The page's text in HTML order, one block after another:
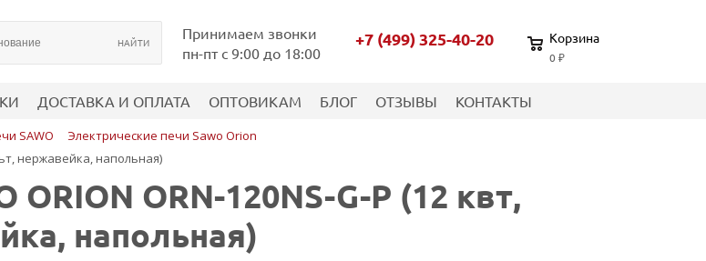
Принимаем звонки
пн-пт с 9:00 до 18:00
+7 (499) 325-40-20 Корзина
0 ₽
ДОСТАВКА И ОПЛАТА ОПТОВИКАМ БЛОГ ОТЗЫВЫ КОНТАКТЫ
SAWO
Электрические печи Sawo Orion
нержавейка, напольная)
ORION ORN-120NS-G-P (12 квт,
напольная)